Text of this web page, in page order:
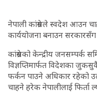
नेपाली कांग्रेसले स्वदेश आउन
कार्ययोजना बनाउन
कांग्रेसको केन्द्रीय जनसम्पर्क
विज्ञप्तिमार्फत विदेशका
फर्कन पाउने अधिकार रहेको
चाहने हरेक नेपालीलाई फिर्ता